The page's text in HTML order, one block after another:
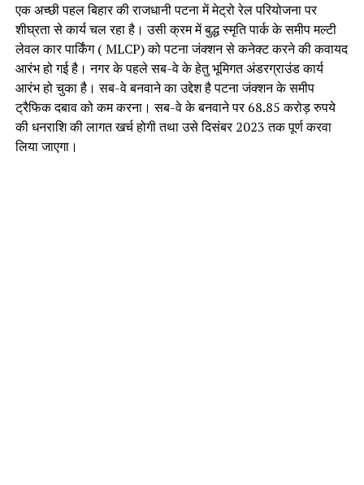
एक अच्छी पहल बिहार की राजधानी पटना में मेट्रो रेल परियोजना पर
शीघ्रता से कार्य चल रहा है। उसी क्रम में बुद्ध स्मृति पार्क के समीप मल्टी
लेवल कार पार्किंग ( MLCP) को पटना जंक्शन से कनेक्ट करने की कवायद
आरंभ हो गई है। नगर के पहले सब-वे के हेतु भूमिगत अंडरग्राउंड कार्य
आरंभ हो चुका है। सब-वे बनवाने का उद्देश है पटना जंक्शन के समीप
ट्रैफिक दबाव को कम करना। सब-वे के बनवाने पर 68.85 करोड़ रुपये
की धनराशि की लागत खर्च होगी तथा उसे दिसंबर 2023 तक पूर्ण करवा
लिया जाएगा।